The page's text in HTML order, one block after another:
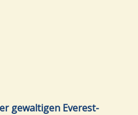
gewaltigen Everest-